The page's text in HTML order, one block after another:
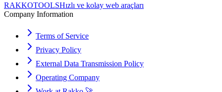
RAKKOTOOLSHızlı ve kolay web araçları
Company Information
Terms of Service
Privacy Policy
External Data Transmission Policy
Operating Company